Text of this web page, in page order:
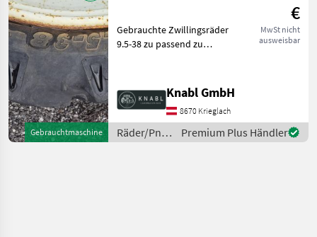
Gebrauchtmaschine
€
MwSt nicht
ausweisbar
Gebrauchte Zwillingsräder
9.5-38 zu passend zu
Räder/Pneu/Felgen
TraktorräderKnabl GmbH
8670 Krieglach
Räder/Pneu/Felgen
/ Sonstige
Premium Plus Händler